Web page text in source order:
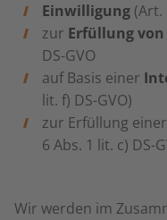
Einwilligung(Art.
zur Erfüllung von
DS-GVO
auf Basis einer
lit. f) DS-GVO)
zur Erfüllung einer
6 Abs. 1 lit. c) DS-
Wir werden im